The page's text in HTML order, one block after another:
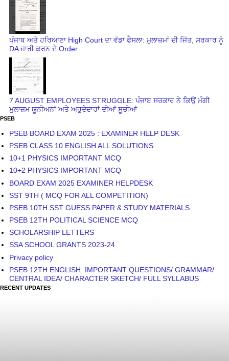
ਪੰਜਾਬ ਅਤੇ ਹਰਿਆਣਾ High Court ਦਾ ਵੱਡਾ ਫੈਸਲਾ: ਮੁਲਾਜ਼ਮਾਂ ਦੀ ਜਿੱਤ, ਸਰਕਾਰ ਨੂੰ
DA ਜਾਰੀ ਕਰਨ ਦੇ Order
7 AUGUST EMPLOYEES STRUGGLE: ਪੰਜਾਬ ਸਰਕਾਰ ਨੇ ਕਿਉਂ ਮੰਗੀ
ਮੁਲਾਜ਼ਮ ਯੂਨੀਅਨਾਂ ਅਤੇ ਅਹੁਦੇਦਾਰਾਂ ਦੀਆਂ ਸੂਚੀਆਂ
PSEB
PSEB BOARD EXAM 2025 : EXAMINER HELP DESK
PSEB CLASS 10 ENGLISH ALL SOLUTIONS
10+1 PHYSICS IMPORTANT MCQ
10+2 PHYSICS IMPORTANT MCQ
BOARD EXAM 2025 EXAMINER HELPDESK
SST 9TH ( MCQ FOR ALL COMPETITION)
PSEB 10TH SST GUESS PAPER & STUDY MATERIALS
PSEB 12TH POLITICAL SCIENCE MCQ
SCHOLARSHIP LETTERS
SSA SCHOOL GRANTS 2023-24
Privacy policy
PSEB 12TH ENGLISH: IMPORTANT QUESTIONS/ GRAMMAR/
CENTRAL IDEA/ CHARACTER SKETCH/ FULL SYLLABUS
RECENT UPDATES